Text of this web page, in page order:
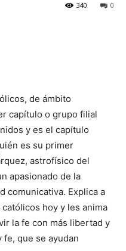
0
340
de ámbito
capítulo o grupo filial
y es el capítulo
es su primer
astrofísico del
apasionado de la
comunicativa. Explica a
hoy y les anima
la fe con más libertad y
fe, que se ayudan